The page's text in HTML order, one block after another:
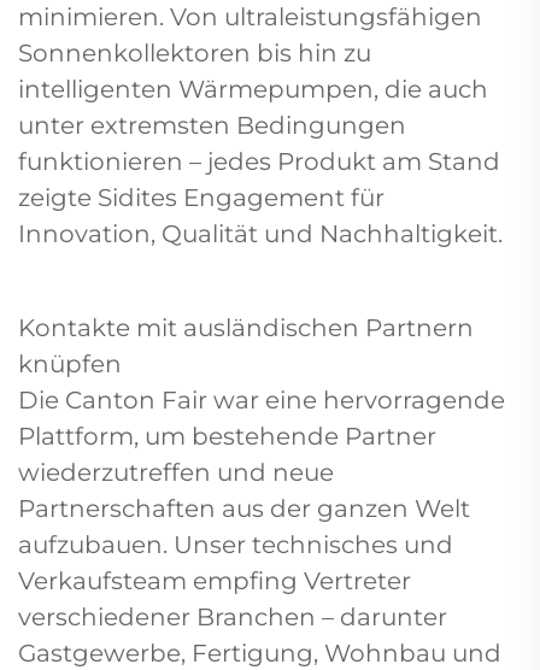
minimieren. Von ultraleistungsfähigen
Sonnenkollektoren bis hin zu
intelligenten Wärmepumpen, die auch
unter extremsten Bedingungen
funktionieren – jedes Produkt am Stand
zeigte Sidites Engagement für
Innovation, Qualität und Nachhaltigkeit.
Kontakte mit ausländischen Partnern
knüpfen
Die Canton Fair war eine hervorragende
Plattform, um bestehende Partner
wiederzutreffen und neue
Partnerschaften aus der ganzen Welt
aufzubauen. Unser technisches und
Verkaufsteam empfing Vertreter
verschiedener Branchen – darunter
Gastgewerbe, Fertigung, Wohnbau und